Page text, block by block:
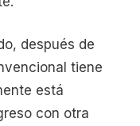
después de
tiene
está
con otra